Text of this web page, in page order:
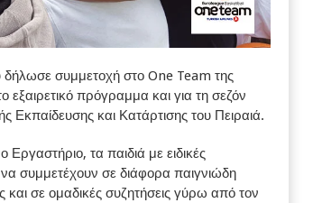
συμμετοχή στο One Team της
εξαιρετικό πρόγραμμα και για τη σεζόν
Εκπαίδευσης και Κατάρτισης του Πειραιά.
τα παιδιά με ειδικές
συμμετέχουν σε διάφορα παιγνιώδη
σε ομαδικές συζητήσεις γύρω από τον